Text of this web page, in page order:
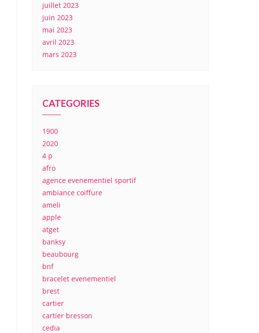
juillet 2023
juin 2023
mai 2023
avril 2023
mars 2023
CATEGORIES
1900
2020
4 p
afro
agence evenementiel sportif
ambiance coiffure
ameli
apple
atget
banksy
beaubourg
bnf
bracelet evenementiel
brest
cartier
cartier bresson
cedia